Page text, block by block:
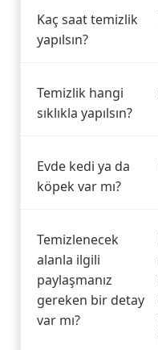
Kaç saat temizlik
yapılsın?
Temizlik hangi
sıklıkla yapılsın?
Evde kedi ya da
köpek var mı?
Temizlenecek
alanla ilgili
paylaşmanız
gereken bir detay
var mı?